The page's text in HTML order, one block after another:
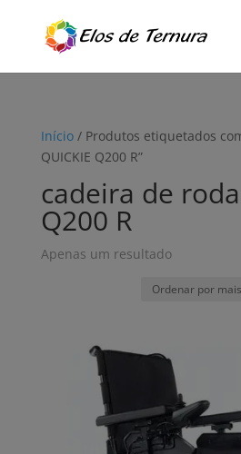
Início/ Produtos etiquetados
QUICKIE Q200 R”
cadeira de
Q200 R
Apenas um resultado